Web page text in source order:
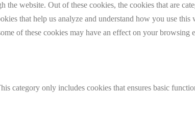
website. Out of these cookies, the cookies that are
that help us analyze and understand how you use
of these cookies may have an effect on your browsing
category only includes cookies that ensures basic